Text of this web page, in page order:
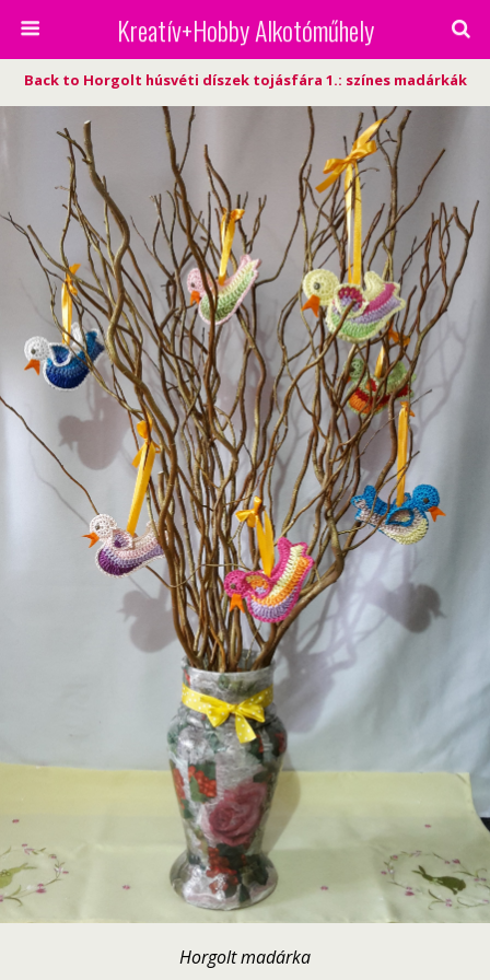
Kreatív+Hobby Alkotóműhely
Back to Horgolt húsvéti díszek tojásfára 1.: színes madárkák
Horgolt madárka